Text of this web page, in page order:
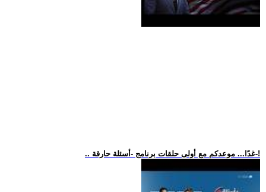
.. غدًا... موعدكم مع أولى حلقات برنامج -أسئلة حارقة-!